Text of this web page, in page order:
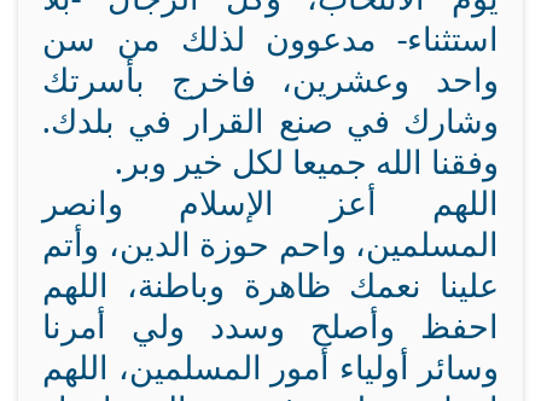
استثناء- مدعوون لذلك من سن
واحد وعشرين، فاخرج بأسرتك
وشارك في صنع القرار في بلدك.
وفقنا الله جميعا لكل خير وبر.
اللهم أعز الإسلام وانصر
المسلمين، واحم حوزة الدين، وأتم
علينا نعمك ظاهرة وباطنة، اللهم
احفظ وأصلح وسدد ولي أمرنا
وسائر أولياء أمور المسلمين، اللهم